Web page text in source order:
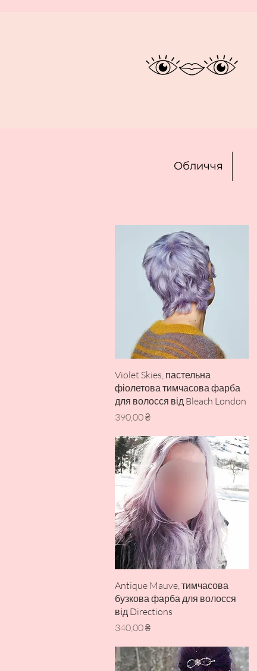
Обличчя
Швидкий перегляд
Violet Skies, пастельна
фіолетова тимчасова фарба
для волосся від Bleach London
Ціна
390,00 ₴
Швидкий перегляд
Antique Mauve, тимчасова
бузкова фарба для волосся
від Directions
Ціна
340,00 ₴